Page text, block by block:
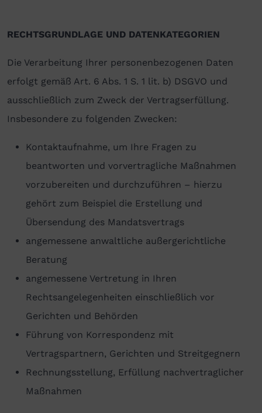
RECHTSGRUNDLAGE UND DATENKATEGORIEN
Die Verarbeitung Ihrer personenbezogenen Daten
erfolgt gemäß Art. 6 Abs. 1 S. 1 lit. b) DSGVO und
ausschließlich zum Zweck der Vertragserfüllung.
Insbesondere zu folgenden Zwecken:
Kontaktaufnahme, um Ihre Fragen zu
beantworten und vorvertragliche Maßnahmen
vorzubereiten und durchzuführen – hierzu
gehört zum Beispiel die Erstellung und
Übersendung des Mandatsvertrags
angemessene anwaltliche außergerichtliche
Beratung
angemessene Vertretung in Ihren
Rechtsangelegenheiten einschließlich vor
Gerichten und Behörden
Führung von Korrespondenz mit
Vertragspartnern, Gerichten und Streitgegnern
Rechnungsstellung, Erfüllung nachvertraglicher
Maßnahmen